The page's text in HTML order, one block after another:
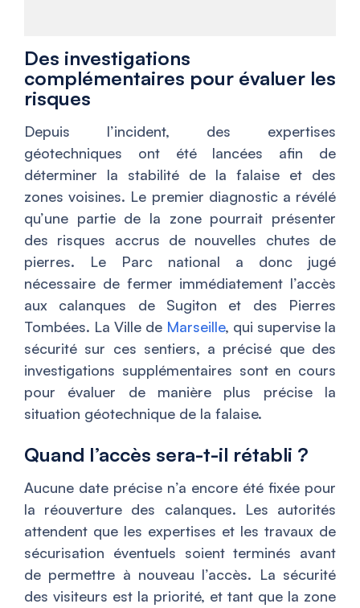
Des investigations
complémentaires pour évaluer les
risques
Depuis l’incident, des expertises
géotechniques ont été lancées afin de
déterminer la stabilité de la falaise et des
zones voisines. Le premier diagnostic a révélé
qu’une partie de la zone pourrait présenter
des risques accrus de nouvelles chutes de
pierres. Le Parc national a donc jugé
nécessaire de fermer immédiatement l’accès
aux calanques de Sugiton et des Pierres
Tombées. La Ville de Marseille, qui supervise la
sécurité sur ces sentiers, a précisé que des
investigations supplémentaires sont en cours
pour évaluer de manière plus précise la
situation géotechnique de la falaise.
Quand l’accès sera-t-il rétabli ?
Aucune date précise n’a encore été fixée pour
la réouverture des calanques. Les autorités
attendent que les expertises et les travaux de
sécurisation éventuels soient terminés avant
de permettre à nouveau l’accès. La sécurité
des visiteurs est la priorité, et tant que la zone